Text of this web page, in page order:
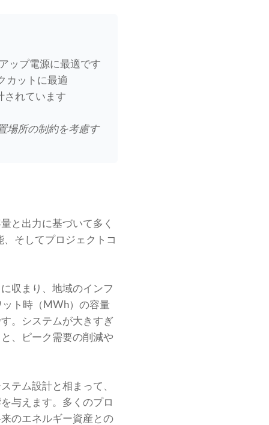
ップ電源に最適です
カットに最適
されています
場所の制約を考慮す
と出力に基づいて多く
そしてプロジェクトコ
収まり、地域のインフ
ト時（MWh）の容量
。システムが大きすぎ
、ピーク需要の削減や
テム設計と相まって、
与えます。多くのプロ
のエネルギー資産との